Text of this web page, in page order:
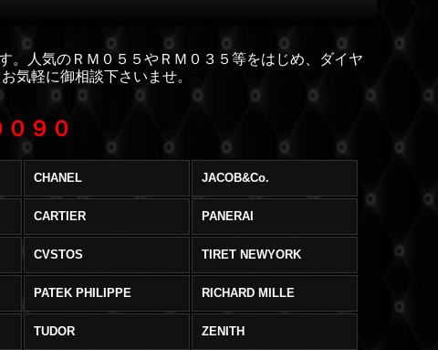
。人気のＲＭ０５５やＲＭ０３５等をはじめ、ダイヤ
気軽に御相談下さいませ。
９０
CHANEL JACOB&Co.
CARTIER PANERAI
CVSTOS TIRET NEWYORK
PATEK PHILIPPE RICHARD MILLE
TUDOR ZENITH